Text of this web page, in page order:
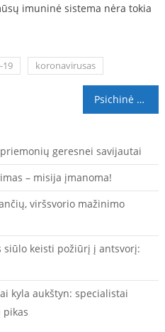
imuninė sistema nėra tokia
19 koronavirusas
Psichinė sveikata svarbu – 12 patarimų, kaip sumažinti stresą Covid-19 metu
geresnei savijautai
– misija įmanoma!
viršsvorio mažinimo
siūlo keisti požiūrį į antsvorį:
kyla aukštyn: specialistai
pikas